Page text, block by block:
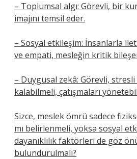
– Toplumsal algı: Görevli, bir
imajını temsil eder.
– Sosyal etkileşim: İnsanlarla
ve empati, mesleğin kritik
– Duygusal zekâ: Görevli,
kalabilmeli, çatışmaları
Sizce, meslek ömrü sadece
mı belirlenmeli, yoksa sosyal
dayanıklılık faktörleri de göz
bulundurulmalı?